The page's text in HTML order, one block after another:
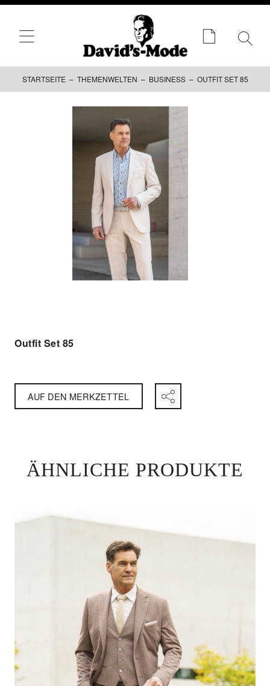
STARTSEITE – THEMENWELTEN – BUSINESS– OUTFIT SET 85
Outfit Set 85
AUF DEN MERKZETTEL
ÄHNLICHE PRODUKTE